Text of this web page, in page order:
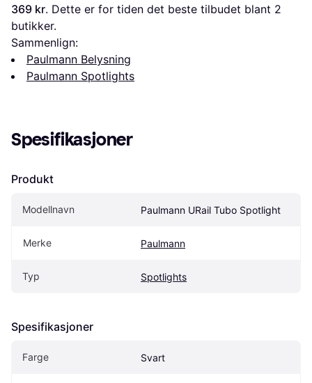
369 kr. Dette er for tiden det beste tilbudet blant 2
butikker.
Sammenlign:
Paulmann Belysning
Paulmann Spotlights
Spesifikasjoner
Produkt
Modellnavn Paulmann URail Tubo Spotlight
Merke Paulmann
Typ Spotlights
Spesifikasjoner
Farge Svart